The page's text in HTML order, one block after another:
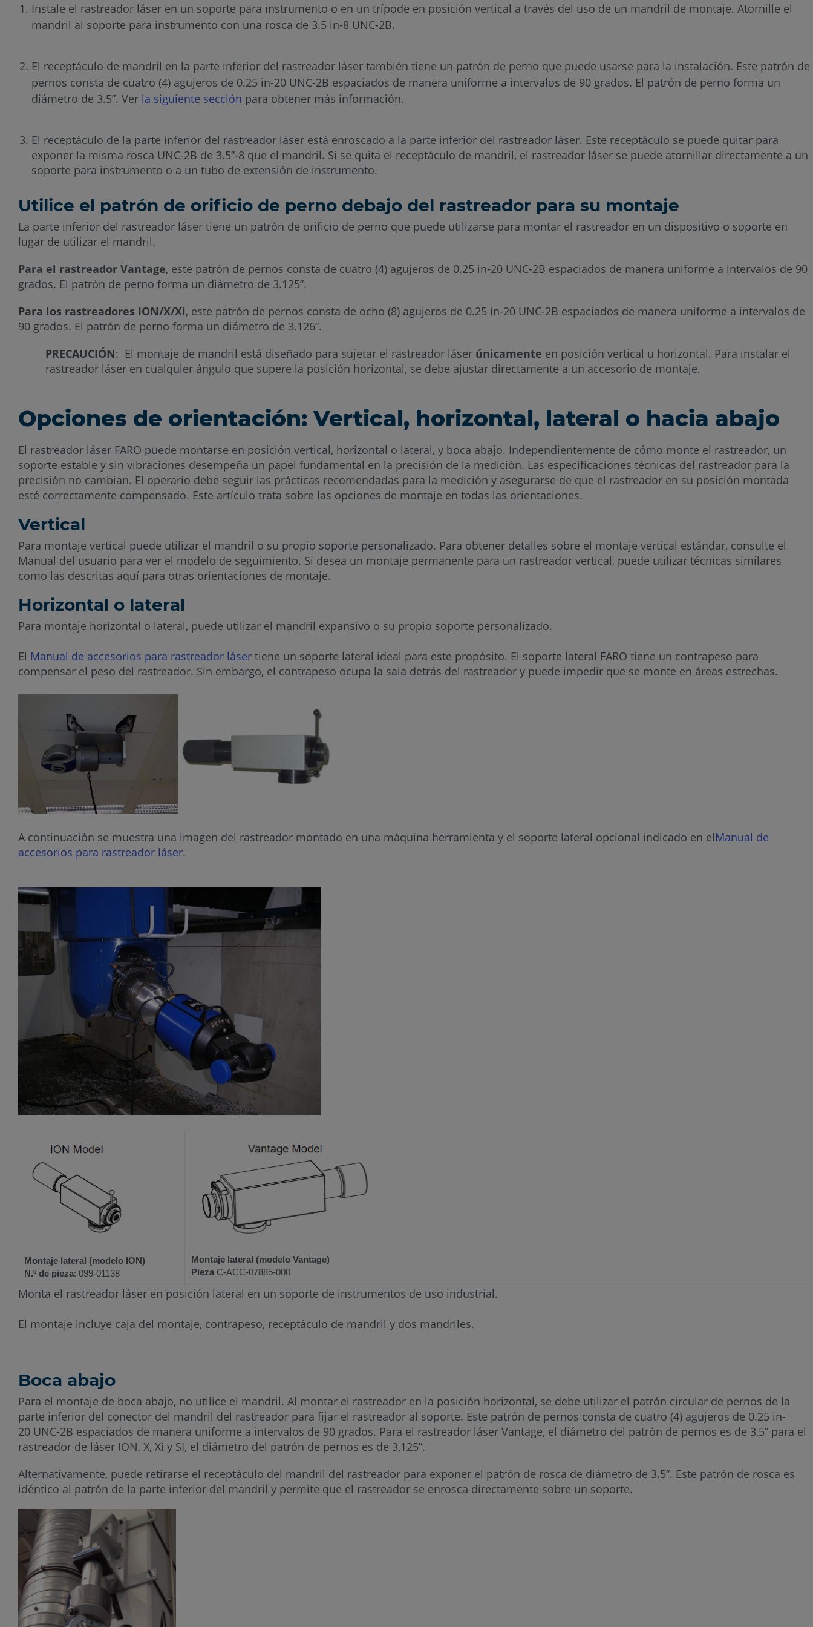
orientación:
lateral
o
Horizontal
abajo
e
montaje
soporte
referencia
permanente
para
SMR
de
ACC-
05430-
Instale el rastreador láser en un soporte para instrumento o en un trípode en posición vertical a través del uso de un mandril de montaje. Atornille el
mandril al soporte para instrumento con una rosca de 3.5 in-8 UNC-2B.
El receptáculo de mandril en la parte inferior del rastreador láser también tiene un patrón de perno que puede usarse para la instalación. Este patrón de
pernos consta de cuatro (4) agujeros de 0.25 in-20 UNC-2B espaciados de manera uniforme a intervalos de 90 grados. El patrón de perno forma un
diámetro de 3.5”. Ver la siguiente sección para obtener más información.
El receptáculo de la parte inferior del rastreador láser está enroscado a la parte inferior del rastreador láser. Este receptáculo se puede quitar para
exponer la misma rosca UNC-2B de 3.5”-8 que el mandril. Si se quita el receptáculo de mandril, el rastreador láser se puede atornillar directamente a un
soporte para instrumento o a un tubo de extensión de instrumento.
Utilice el patrón de orificio de perno debajo del rastreador para su montaje
La parte inferior del rastreador láser tiene un patrón de orificio de perno que puede utilizarse para montar el rastreador en un dispositivo o soporte en
lugar de utilizar el mandril.
Para el rastreador Vantage, este patrón de pernos consta de cuatro (4) agujeros de 0.25 in-20 UNC-2B espaciados de manera uniforme a intervalos de 90
grados. El patrón de perno forma un diámetro de 3.125”.
Para los rastreadores ION/X/Xi, este patrón de pernos consta de ocho (8) agujeros de 0.25 in-20 UNC-2B espaciados de manera uniforme a intervalos de
90 grados. El patrón de perno forma un diámetro de 3.126”.
PRECAUCIÓN: El montaje de mandril está diseñado para sujetar el rastreador láser únicamente en posición vertical u horizontal. Para instalar el
rastreador láser en cualquier ángulo que supere la posición horizontal, se debe ajustar directamente a un accesorio de montaje.
Opciones de orientación: Vertical, horizontal, lateral o hacia abajo
El rastreador láser FARO puede montarse en posición vertical, horizontal o lateral, y boca abajo. Independientemente de cómo monte el rastreador, un
soporte estable y sin vibraciones desempeña un papel fundamental en la precisión de la medición. Las especificaciones técnicas del rastreador para la
precisión no cambian. El operario debe seguir las prácticas recomendadas para la medición y asegurarse de que el rastreador en su posición montada
esté correctamente compensado. Este artículo trata sobre las opciones de montaje en todas las orientaciones.
Vertical
Para montaje vertical puede utilizar el mandril o su propio soporte personalizado. Para obtener detalles sobre el montaje vertical estándar, consulte el
Manual del usuario para ver el modelo de seguimiento. Si desea un montaje permanente para un rastreador vertical, puede utilizar técnicas similares
como las descritas aquí para otras orientaciones de montaje.
Horizontal o lateral
Para montaje horizontal o lateral, puede utilizar el mandril expansivo o su propio soporte personalizado.
El Manual de accesorios para rastreador láser tiene un soporte lateral ideal para este propósito. El soporte lateral FARO tiene un contrapeso para
compensar el peso del rastreador. Sin embargo, el contrapeso ocupa la sala detrás del rastreador y puede impedir que se monte en áreas estrechas.
A continuación se muestra una imagen del rastreador montado en una máquina herramienta y el soporte lateral opcional indicado en elManual de
accesorios para rastreador láser.
Montaje lateral (modelo ION)
N.º de pieza: 099-01138
Montaje lateral (modelo Vantage)
Pieza C-ACC-07885-000
Monta el rastreador láser en posición lateral en un soporte de instrumentos de uso industrial.
El montaje incluye caja del montaje, contrapeso, receptáculo de mandril y dos mandriles.
Boca abajo
Para el montaje de boca abajo, no utilice el mandril. Al montar el rastreador en la posición horizontal, se debe utilizar el patrón circular de pernos de la
parte inferior del conector del mandril del rastreador para fijar el rastreador al soporte. Este patrón de pernos consta de cuatro (4) agujeros de 0.25 in-
20 UNC-2B espaciados de manera uniforme a intervalos de 90 grados. Para el rastreador láser Vantage, el diámetro del patrón de pernos es de 3,5” para el
rastreador de láser ION, X, Xi y SI, el diámetro del patrón de pernos es de 3,125”.
Alternativamente, puede retirarse el receptáculo del mandril del rastreador para exponer el patrón de rosca de diámetro de 3.5”. Este patrón de rosca es
idéntico al patrón de la parte inferior del mandril y permite que el rastreador se enrosca directamente sobre un soporte.